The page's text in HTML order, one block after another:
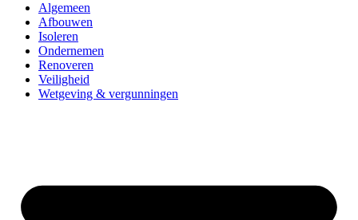
Algemeen
Afbouwen
Isoleren
Ondernemen
Renoveren
Veiligheid
Wetgeving & vergunningen